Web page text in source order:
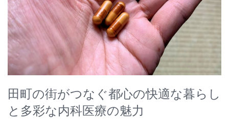
田町の街がつなぐ都心の快適な暮らし
と多彩な内科医療の魅力